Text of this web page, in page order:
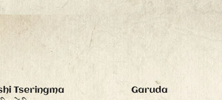
Tseringma
Garuda